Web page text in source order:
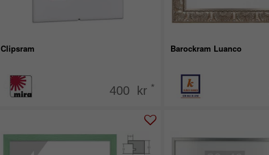
Clipsram
400 kr *
Barockram Luanco